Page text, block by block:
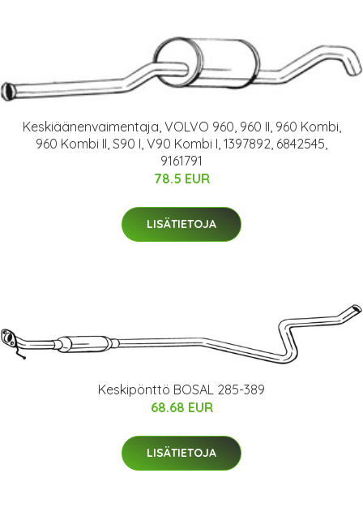
Keskiäänenvaimentaja, VOLVO 960, 960 II, 960 Kombi,
960 Kombi II, S90 I, V90 Kombi I, 1397892, 6842545,
9161791
78.5 EUR
LISÄTIETOJA
Keskipönttö BOSAL 285-389
68.68 EUR
LISÄTIETOJA